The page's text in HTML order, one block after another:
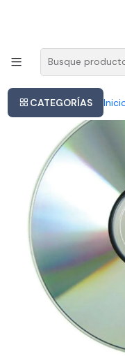
CATEGORÍAS
Este